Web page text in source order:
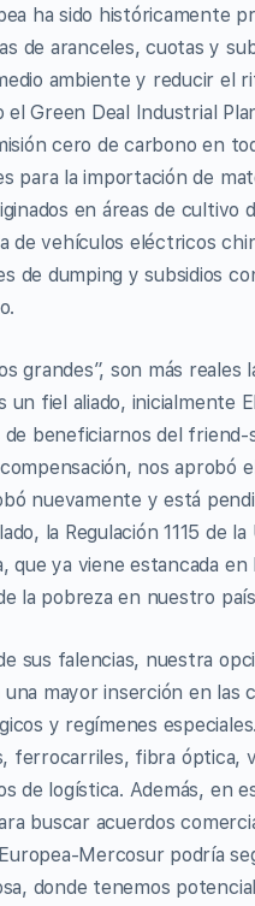
ha sido históricamente
de aranceles, cuotas y
ambiente y reducir el
Green Deal Industrial
cero de carbono en
para la importación de
en áreas de cultivo
de vehículos eléctricos
de dumping y subsidios
grandes”, son más
un fiel aliado,
de beneficiarnos del
nos aprobó
nuevamente y está
la Regulación 1115 de
que ya viene estancada
la pobreza en nuestro
sus falencias, nuestra
mayor inserción en las
y regímenes
ferrocarriles, fibra óptica,
de logística. Además, en
buscar acuerdos
Mercosur podría
donde tenemos